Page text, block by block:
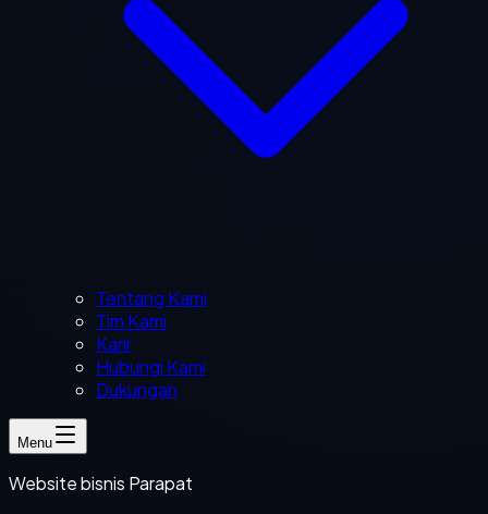
Tentang Kami
Tim Kami
Karir
Hubungi Kami
Dukungan
Menu
Website bisnis Parapat